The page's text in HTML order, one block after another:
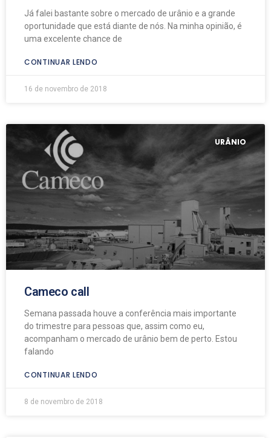
Já falei bastante sobre o mercado de urânio e a grande
oportunidade que está diante de nós. Na minha opinião, é
uma excelente chance de
CONTINUAR LENDO
16 de novembro de 2018
URÂNIO
Cameco call
Semana passada houve a conferência mais importante
do trimestre para pessoas que, assim como eu,
acompanham o mercado de urânio bem de perto. Estou
falando
CONTINUAR LENDO
8 de novembro de 2018